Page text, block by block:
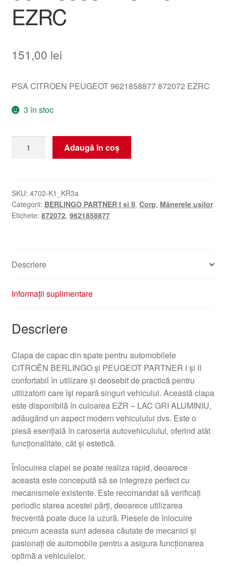
EZRC
151,00 lei
PSA CITROEN PEUGEOT 9621858877 872072 EZRC
3 în stoc
Clapetă
Berlingo
argintiu
9621858877
Adaugă în coș
SKU: 4702-K1_KR3a
Categorii: BERLINGO PARTNER I și II, Corp, Mânerele ușilor
Etichete: 872072, 9621858877
Descriere
Informații suplimentare
Descriere
Clapa de capac din spate pentru automobilele
CITROËN BERLINGO și PEUGEOT PARTNER I și II
confortabil în utilizare și deosebit de practică pentru
utilizatorii care își repară singuri vehiculul. Această clapa
este disponibilă în culoarea EZR – LAC GRI ALUMINIU,
adăugând un aspect modern vehiculului dvs. Este o
piesă esențială în caroseria autovehiculului, oferind atât
funcționalitate, cât și estetică.
Înlocuirea clapei se poate realiza rapid, deoarece
aceasta este concepută să se integreze perfect cu
mecanismele existente. Este recomandat să verificați
periodic starea acestei părți, deoarece utilizarea
frecventă poate duce la uzură. Piesele de înlocuire
precum aceasta sunt adesea căutate de mecanici și
pasionați de automobile pentru a asigura funcționarea
optimă a vehiculelor.